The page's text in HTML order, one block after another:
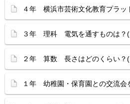
４年 横浜市芸術文化教育プラッ
３年 理科 電気を通すものは？
２年 算数 長さはどのくらい？
１年 幼稚園・保育園との交流会